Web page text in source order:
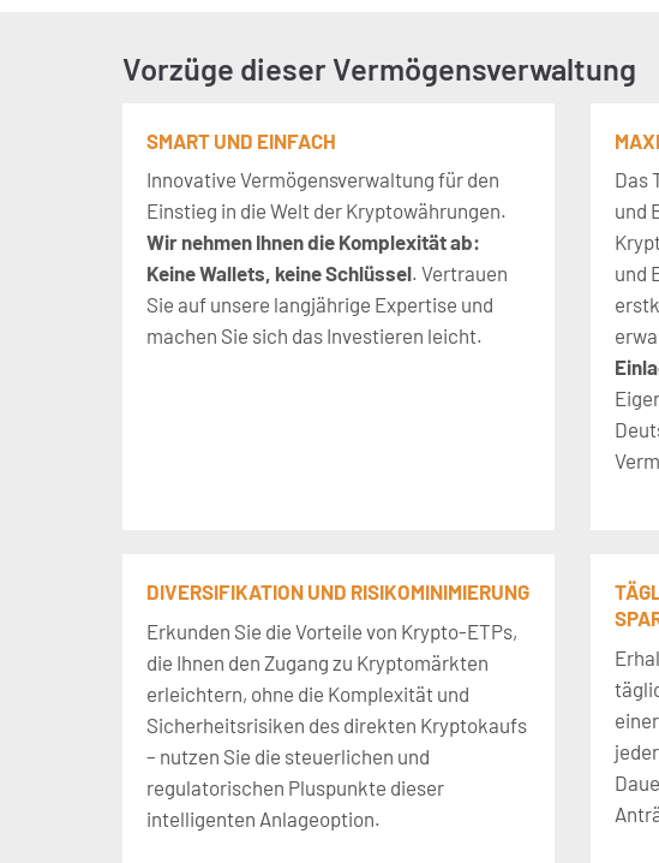
Vorzüge dieser Vermögensverwaltung
SMART UND EINFACH
Innovative Vermögensverwaltung für den
Einstieg in die Welt der Kryptowährungen.
Wir nehmen Ihnen die Komplexität ab:
Keine Wallets, keine Schlüssel. Vertrauen
Sie auf unsere langjährige Expertise und
machen Sie sich das Investieren leicht.
Das
und
und
DIVERSIFIKATION UND RISIKOMINIMIERUNG
Erkunden Sie die Vorteile von Krypto-ETPs,
die Ihnen den Zugang zu Kryptomärkten
erleichtern, ohne die Komplexität und
Sicherheitsrisiken des direkten Kryptokaufs
– nutzen Sie die steuerlichen und
regulatorischen Pluspunkte dieser
intelligenten Anlageoption.